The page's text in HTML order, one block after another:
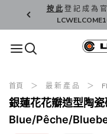
按 此登 記 成 為
首頁 最 新 產 品
銀蓮花花瓣造型陶
Blue/Pêche/